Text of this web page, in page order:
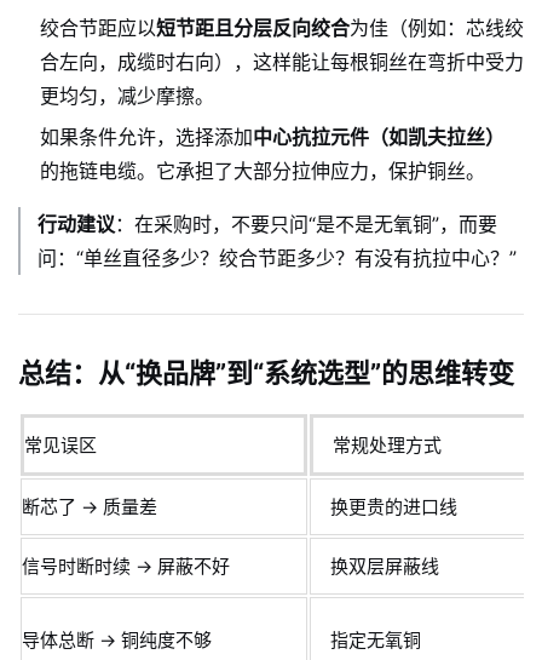
绞合节距应以短节距且分层反向绞合为佳（例如：芯线绞
合左向，成缆时右向），这样能让每根铜丝在弯折中受力
更均匀，减少摩擦。
如果条件允许，选择添加中心抗拉元件（如凯夫拉丝）
的拖链电缆。它承担了大部分拉伸应力，保护铜丝。
行动建议：在采购时，不要只问“是不是无氧铜”，而要
问：“单丝直径多少？绞合节距多少？有没有抗拉中心？”
总结：从“换品牌”到“系统选型”的思维转变
常见误区 常规处理方式
断芯了 → 质量差 换更贵的进口线
信号时断时续 → 屏蔽不好 换双层屏蔽线
导体总断 → 铜纯度不够 指定无氧铜